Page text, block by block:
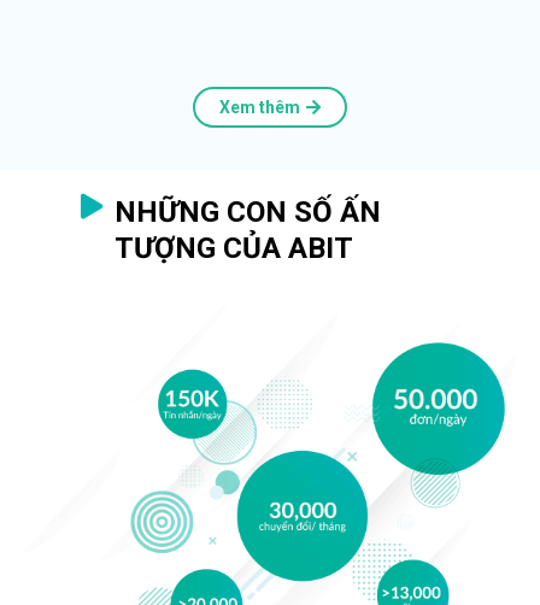
Xem thêm
NHỮNG CON SỐ ẤN
TƯỢNG CỦA ABIT